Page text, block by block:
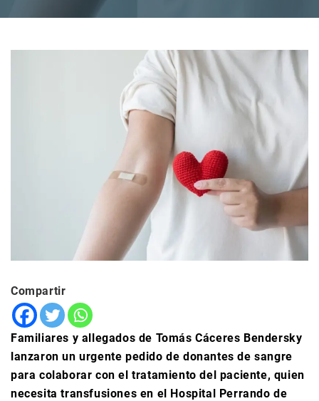
Compartir
Familiares y allegados de Tomás Cáceres Bendersky
lanzaron un urgente pedido de donantes de sangre
para colaborar con el tratamiento del paciente, quien
necesita transfusiones en el Hospital Perrando de